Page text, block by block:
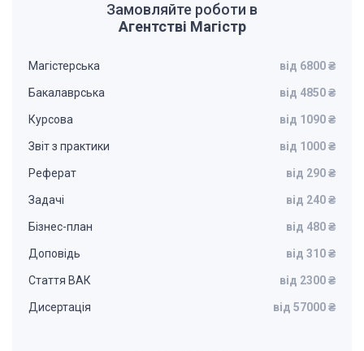
Замовляйте роботи в
Агентстві Магістр
Магістерська від 6800 ₴
Бакалаврська від 4850 ₴
Курсова від 1090 ₴
Звіт з практики від 1000 ₴
Реферат від 290 ₴
Задачі від 240 ₴
Бізнес-план від 480 ₴
Доповідь від 310 ₴
Стаття ВАК від 2300 ₴
Дисертація від 57000 ₴